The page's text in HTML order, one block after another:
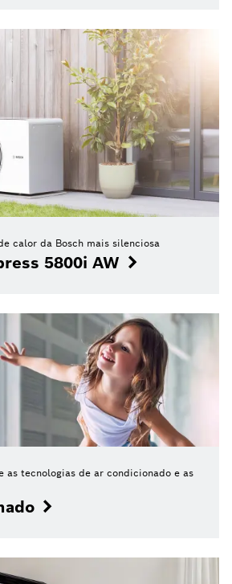
calor da Bosch mais silenciosa
5800i AW
as tecnologias de ar condicionado e as